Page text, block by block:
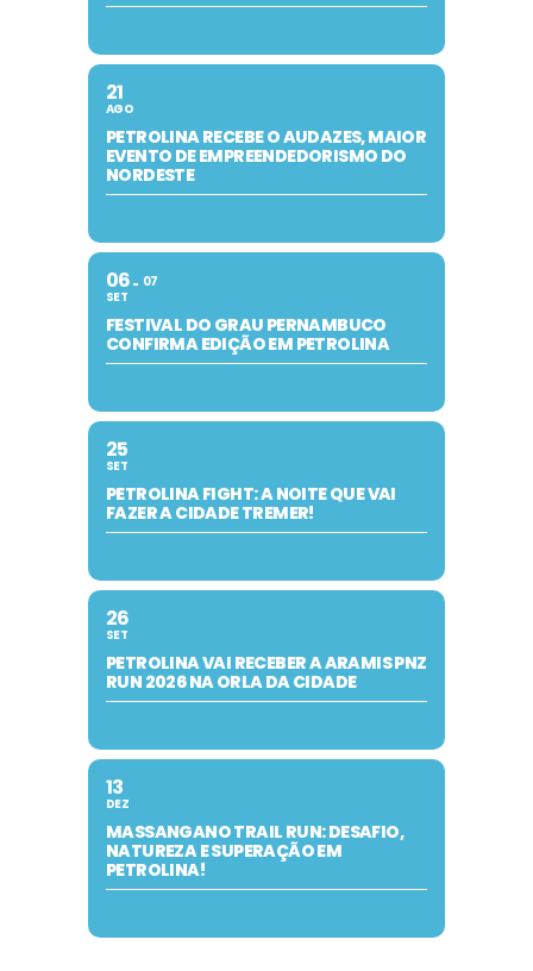
21
AGO
PETROLINA RECEBE O AUDAZES, MAIOR
EVENTO DE EMPREENDEDORISMO DO
NORDESTE
06
SET
07
FESTIVAL DO GRAU PERNAMBUCO
CONFIRMA EDIÇÃO EM PETROLINA
25
SET
PETROLINA FIGHT: A NOITE QUE VAI
FAZER A CIDADE TREMER!
26
SET
PETROLINA VAI RECEBER A ARAMIS PNZ
RUN 2026 NA ORLA DA CIDADE
13
DEZ
MASSANGANO TRAIL RUN: DESAFIO,
NATUREZA E SUPERAÇÃO EM
PETROLINA!